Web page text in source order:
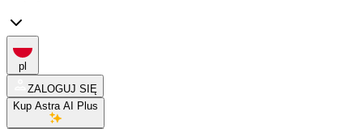
pl
ZALOGUJ SIĘ
Kup Astra AI Plus